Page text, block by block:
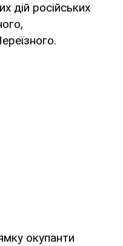
дій російських
окупанти